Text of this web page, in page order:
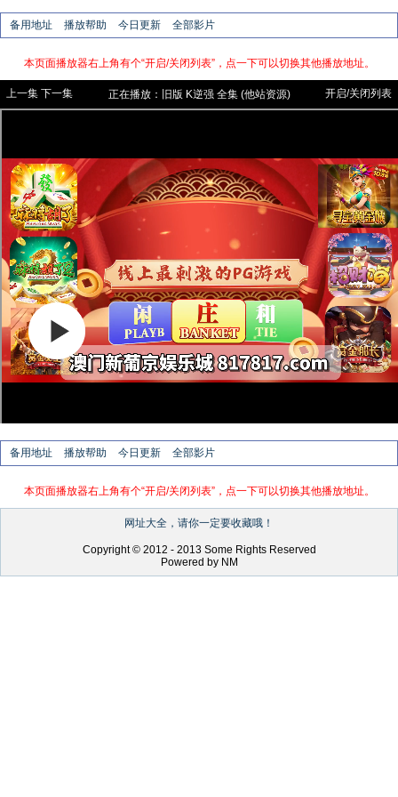
备用地址 播放帮助 今日更新 全部影片
本页面播放器右上角有个“开启/关闭列表”，点一下可以切换其他播放地址。
上一集 下一集 正在播放： 旧版 K逆强 全集 (他站资源)
开启/关闭列表
备用地址 播放帮助 今日更新 全部影片
本页面播放器右上角有个“开启/关闭列表”，点一下可以切换其他播放地址。
网址大全，请你一定要收藏哦！
Copyright © 2012 - 2013 Some Rights Reserved
Powered by NM